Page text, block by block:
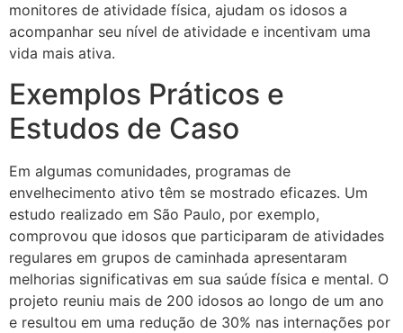
monitores de atividade física, ajudam os idosos a
acompanhar seu nível de atividade e incentivam uma
vida mais ativa.
Exemplos Práticos e
Estudos de Caso
Em algumas comunidades, programas de
envelhecimento ativo têm se mostrado eficazes. Um
estudo realizado em São Paulo, por exemplo,
comprovou que idosos que participaram de atividades
regulares em grupos de caminhada apresentaram
melhorias significativas em sua saúde física e mental. O
projeto reuniu mais de 200 idosos ao longo de um ano
e resultou em uma redução de 30% nas internações por